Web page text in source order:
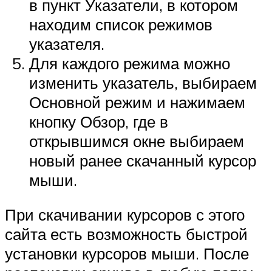
в пункт Указатели, в котором
находим список режимов
указателя.
Для каждого режима можно
изменить указатель, выбираем
Основной режим и нажимаем
кнопку Обзор, где в
открывшимся окне выбираем
новый ранее скачанный курсор
мыши.
При скачивании курсоров с этого
сайта есть возможность быстрой
установки курсоров мыши. После